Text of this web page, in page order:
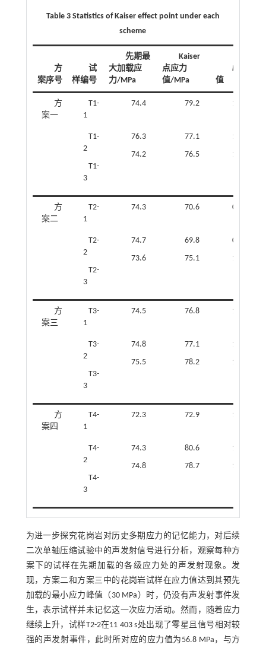
Table 3 Statistics of Kaiser effect point under each
scheme
方
案序号
试
样编号
先期最
大加载应
力/MPa
Kaiser
点应力
值/MPa
FR
值
方
案一
T1-
1
74.4 79.2 1.06
T1-
2
T1-
3
76.3
74.2
77.1
76.5
1.01
1.03
方
案二
T2-
1
74.3 70.6 0.95
T2-
2
T2-
3
74.7
73.6
69.8
75.1
0.93
1.02
方
案三
T3-
1
74.5 76.8 1.03
T3-
2
T3-
3
74.8
75.5
77.1
78.2
1.03
1.04
方
案四
T4-
1
72.3 72.9 1.01
T4-
2
T4-
3
74.3
74.8
80.6
78.7
1.08
1.05
为进一步探究花岗岩对历史多期应力的记忆能力，对后续
二次单轴压缩试验中的声发射信号进行分析，观察每种方
案下的试样在先期加载的各级应力处的声发射现象。发
现，方案二和方案三中的花岗岩试样在应力值达到其预先
加载的最小应力峰值（30 MPa）时，仍没有声发射事件发
生，表示试样并未记忆这一次应力活动。然而，随着应力
继续上升，试样T2-2在11 403 s处出现了零星且信号相对较
强的声发射事件，此时所对应的应力值为56.8 MPa，与方